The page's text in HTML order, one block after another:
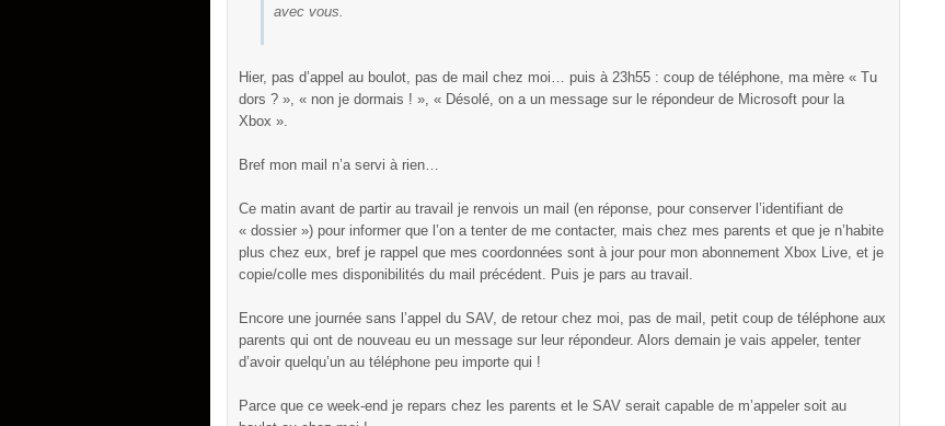
avec vous.
Hier, pas d’appel au boulot, pas de mail chez moi… puis à 23h55 : coup de téléphone, ma mère « Tu
dors ? », « non je dormais ! », « Désolé, on a un message sur le répondeur de Microsoft pour la
Xbox ».
Bref mon mail n’a servi à rien…
Ce matin avant de partir au travail je renvois un mail (en réponse, pour conserver l’identifiant de
« dossier ») pour informer que l’on a tenter de me contacter, mais chez mes parents et que je n’habite
plus chez eux, bref je rappel que mes coordonnées sont à jour pour mon abonnement Xbox Live, et je
copie/colle mes disponibilités du mail précédent. Puis je pars au travail.
Encore une journée sans l’appel du SAV, de retour chez moi, pas de mail, petit coup de téléphone aux
parents qui ont de nouveau eu un message sur leur répondeur. Alors demain je vais appeler, tenter
d’avoir quelqu’un au téléphone peu importe qui !
Parce que ce week-end je repars chez les parents et le SAV serait capable de m’appeler soit au